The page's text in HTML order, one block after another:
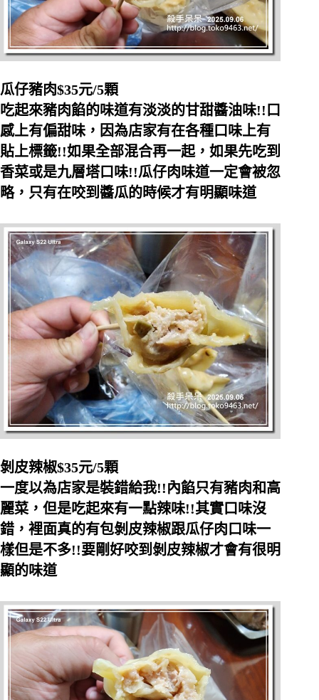
瓜仔豬肉$35元/5顆
吃起來豬肉餡的味道有淡淡的甘甜醬油味!!口
感上有偏甜味，因為店家有在各種口味上有
貼上標籤!!如果全部混合再一起，如果先吃到
香菜或是九層塔口味!!瓜仔肉味道一定會被忽
略，只有在咬到醬瓜的時候才有明顯味道
剝皮辣椒$35元/5顆
一度以為店家是裝錯給我!!內餡只有豬肉和高
麗菜，但是吃起來有一點辣味!!其實口味沒
錯，裡面真的有包剝皮辣椒跟瓜仔肉口味一
樣但是不多!!要剛好咬到剝皮辣椒才會有很明
顯的味道